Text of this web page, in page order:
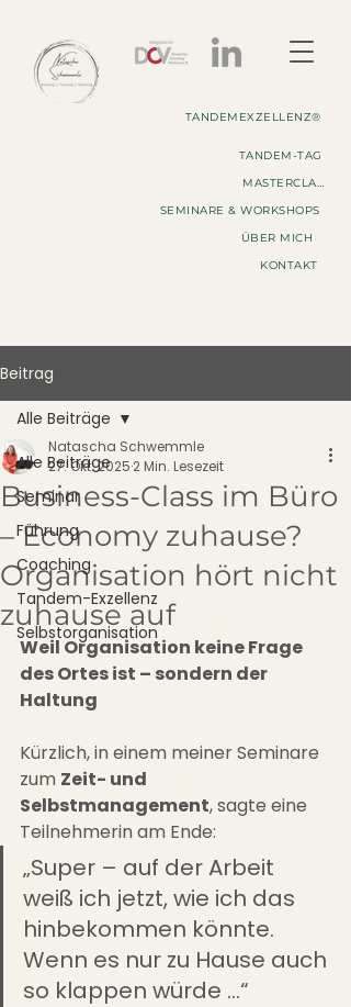
SEMINARE & WORKSHOPS
ÜBER MICH
KONTAKT
TANDEMEXZELLENZ®
TANDEM-TAG
MASTERCLASS
Beitrag
Alle Beiträge
Seminar
Führung
Coaching
Tandem-Exzellenz
Selbstorganisation
Alle Beiträge
Business-Class im Büro
– Economy zuhause?
Organisation hört nicht
zuhause auf
Natascha Schwemmle
27. Okt. 2025 2 Min. Lesezeit
Weil Organisation keine Frage
des Ortes ist – sondern der
Haltung
Kürzlich, in einem meiner Seminare
zum Zeit- und
Selbstmanagement, sagte eine
Teilnehmerin am Ende:
„Super – auf der Arbeit
weiß ich jetzt, wie ich das
hinbekommen könnte.
Wenn es nur zu Hause auch
so klappen würde …“